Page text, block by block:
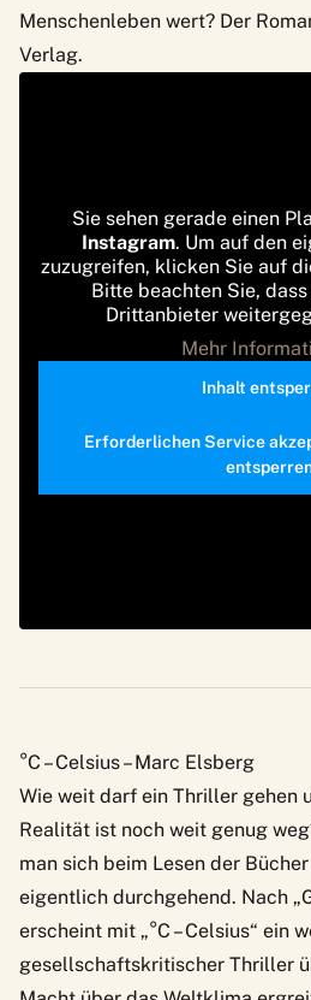
Menschenleben wert? Der
Verlag.
Sie sehen gerade einen
Instagram. Um auf den
zuzugreifen, klicken Sie auf
Bitte beachten Sie,
Drittanbieter
Mehr
Inhalt
Erforderlichen Service
°C – Celsius – Marc Elsberg
Wie weit darf ein Thriller gehen
Realität ist noch weit genug
man sich beim Lesen der
eigentlich durchgehend. Nach
erscheint mit „°C – Celsius“ ein
gesellschaftskritischer Thriller